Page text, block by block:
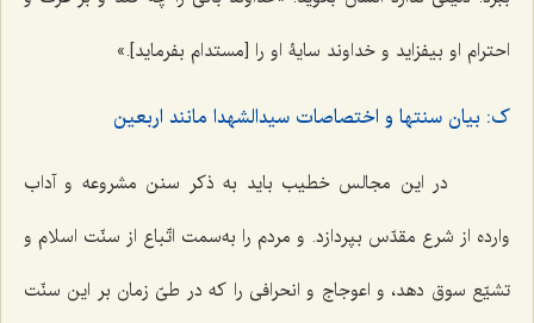
احترام او بیفزاید و خداوند سایۀ او را [مستدام بفرماید].»
ک: بیان سنتها و اختصاصات سیدالشهدا مانند اربعین
در این مجالس خطیب باید به ذکر سنن مشروعه و آداب
وارده از شرع مقدّس بپردازد. و مردم را به‌سمت اتّباع از سنّت اسلام و
تشیّع سوق دهد، و اعوجاج و انحرافی را که در طیّ زمان بر این سنّت